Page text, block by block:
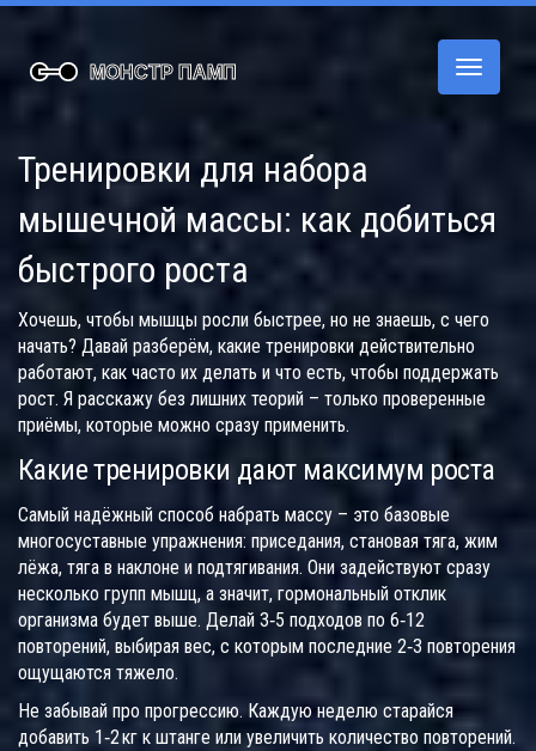
Тренировки для набора
мышечной массы: как добиться
быстрого роста
Хочешь, чтобы мышцы росли быстрее, но не знаешь, с чего
начать? Давай разберём, какие тренировки действительно
работают, как часто их делать и что есть, чтобы поддержать
рост. Я расскажу без лишних теорий – только проверенные
приёмы, которые можно сразу применить.
Какие тренировки дают максимум роста
Самый надёжный способ набрать массу – это базовые
многосуставные упражнения: приседания, становая тяга, жим
лёжа, тяга в наклоне и подтягивания. Они задействуют сразу
несколько групп мышц, а значит, гормональный отклик
организма будет выше. Делай 3‑5 подходов по 6‑12
повторений, выбирая вес, с которым последние 2‑3 повторения
ощущаются тяжело.
Не забывай про прогрессию. Каждую неделю старайся
добавить 1‑2 кг к штанге или увеличить количество повторений.